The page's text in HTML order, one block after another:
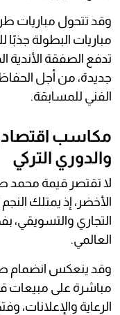
وقد تتحول مباريات
مباريات البطولة جذبًا
تدفع الصفقة الأندية
جديدة، من أجل
الفني للمسابقة.
مكاسب
والدوري التركي
لا تقتصر قيمة محمد
الأخضر، إذ يمتلك
التجاري
العالمي.
وقد ينعكس انضمام
مباشرة على مبيعات
الرعاية والإعلانات،